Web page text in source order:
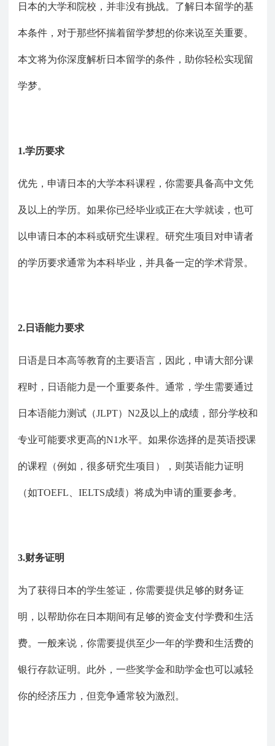
日本的大学和院校，并非没有挑战。了解日本留学的基
本条件，对于那些怀揣着留学梦想的你来说至关重要。
本文将为你深度解析日本留学的条件，助你轻松实现留
学梦。
1.学历要求
优先，申请日本的大学本科课程，你需要具备高中文凭
及以上的学历。如果你已经毕业或正在大学就读，也可
以申请日本的本科或研究生课程。研究生项目对申请者
的学历要求通常为本科毕业，并具备一定的学术背景。
2.日语能力要求
日语是日本高等教育的主要语言，因此，申请大部分课
程时，日语能力是一个重要条件。通常，学生需要通过
日本语能力测试（JLPT）N2及以上的成绩，部分学校和
专业可能要求更高的N1水平。如果你选择的是英语授课
的课程（例如，很多研究生项目），则英语能力证明
（如TOEFL、IELTS成绩）将成为申请的重要参考。
3.财务证明
为了获得日本的学生签证，你需要提供足够的财务证
明，以帮助你在日本期间有足够的资金支付学费和生活
费。一般来说，你需要提供至少一年的学费和生活费的
银行存款证明。此外，一些奖学金和助学金也可以减轻
你的经济压力，但竞争通常较为激烈。